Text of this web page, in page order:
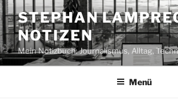
Zum
Inhalt
springen
STEPHAN
NOTIZEN
Mein Notizbuch: Journalismus, Alltag,
Menü